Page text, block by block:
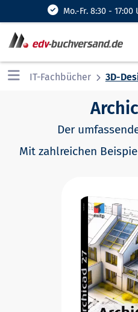
Mo.-Fr. 8:30 - 17:00
IT-Fachbücher 3D-
Der
Mit zahlreichen